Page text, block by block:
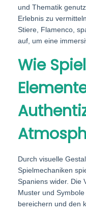
und Thematik
Erlebnis zu
Stiere, Flamenco,
auf, um eine
Wie
Durch visuelle
Spielmechaniken
Spaniens wider. Die
Muster und
bereichern und den